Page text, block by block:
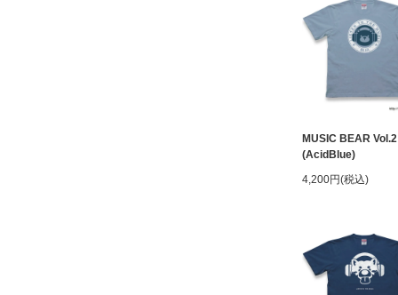
MUSIC BEAR
(AcidBlue)
4,200円(税込)